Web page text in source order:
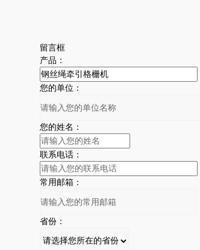
留言框
产品：
您的单位：
您的姓名：
联系电话：
常用邮箱：
省份：